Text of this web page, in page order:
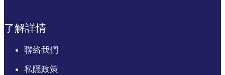
了解詳情
聯絡我們
私隱政策